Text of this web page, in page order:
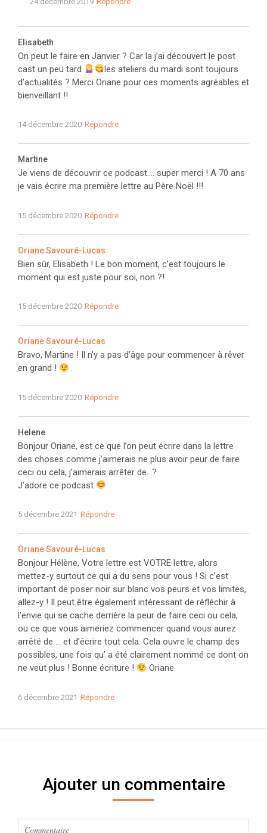
Elisabeth
On peut le faire en Janvier ? Car la j’ai découvert le post
cast un peu tard
les ateliers du mardi sont toujours
d’actualités ? Merci Oriane pour ces moments agréables et
bienveillant !!
14 décembre 2020 Répondre
Martine
Je viens de découvrir ce podcast…. super merci ! A 70 ans
je vais écrire ma première lettre au Père Noël !!!
15 décembre 2020 Répondre
Oriane Savouré-Lucas
Bien sûr, Elisabeth ! Le bon moment, c’est toujours le
moment qui est juste pour soi, non ?!
15 décembre 2020 Répondre
Oriane Savouré-Lucas
Bravo, Martine ! Il n’y a pas d’âge pour commencer à rêver
en grand !
15 décembre 2020 Répondre
Helene
Bonjour Oriane, est ce que l’on peut écrire dans la lettre
des choses comme j’aimerais ne plus avoir peur de faire
ceci ou cela, j’aimerais arrêter de…?
J’adore ce podcast
5 décembre 2021 Répondre
Oriane Savouré-Lucas
Bonjour Hélène, Votre lettre est VOTRE lettre, alors
mettez-y surtout ce qui a du sens pour vous ! Si c’est
important de poser noir sur blanc vos peurs et vos limites,
allez-y ! Il peut être également intéressant de réfléchir à
l’envie qui se cache derrière la peur de faire ceci ou cela,
ou ce que vous aimeriez commencer quand vous aurez
arrêté de … et d’écrire tout cela. Cela ouvre le champ des
possibles, une fois qu’ a été clairement nommé ce dont on
ne veut plus ! Bonne écriture !
Oriane
6 décembre 2021 Répondre
Ajouter un commentaire